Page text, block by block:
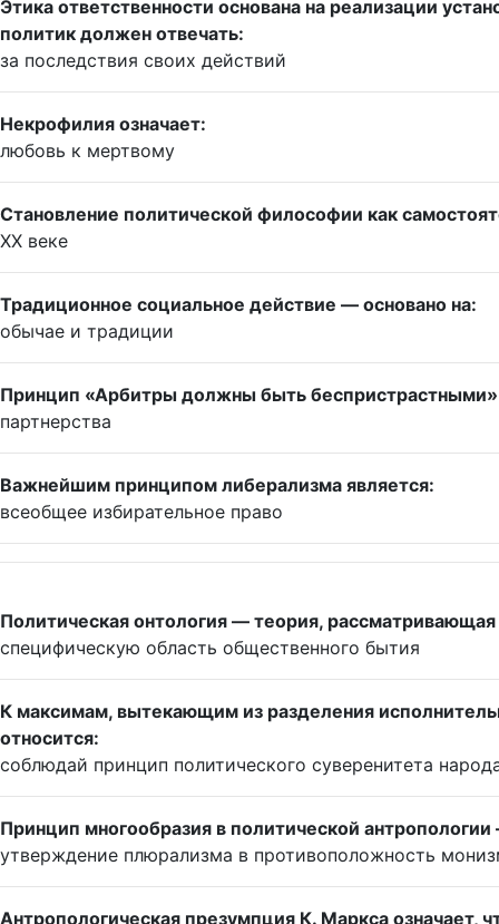
Этика ответственности основана на реализации
политик должен отвечать:
за последствия своих действий
Некрофилия означает:
любовь к мертвому
Становление политической философии как
XX веке
Традиционное социальное действие — основано на:
обычае и традиции
Принцип «Арбитры должны быть
партнерства
Важнейшим принципом либерализма является:
всеобщее избирательное право
Политическая онтология — теория,
специфическую область общественного бытия
К максимам, вытекающим из разделения
относится:
соблюдай принцип политического суверенитета
Принцип многообразия в политической
утверждение плюрализма в противоположность
Антропологическая презумпция К. Маркса означает,